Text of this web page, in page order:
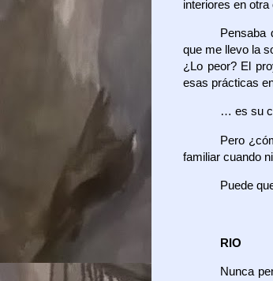
interiores en
Pensaba
que me llevo la
¿Lo peor? El
esas prácticas
… es su
Pero
familiar cuando
Puede
RIO
Nunca